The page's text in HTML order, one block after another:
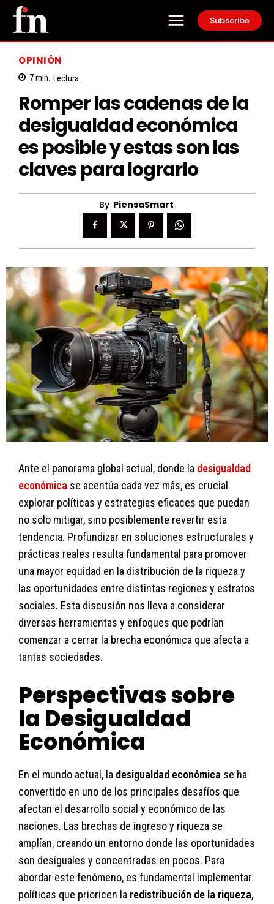
Subscribe
OPINIÓN
7min. Lectura.
Romper las cadenas de la
desigualdad económica
es posible y estas son las
claves para lograrlo
By PiensaSmart
Ante el panorama global actual, donde la desigualdad
económica se acentúa cada vez más, es crucial
explorar políticas y estrategias eficaces que puedan
no solo mitigar, sino posiblemente revertir esta
tendencia. Profundizar en soluciones estructurales y
prácticas reales resulta fundamental para promover
una mayor equidad en la distribución de la riqueza y
las oportunidades entre distintas regiones y estratos
sociales. Esta discusión nos lleva a considerar
diversas herramientas y enfoques que podrían
comenzar a cerrar la brecha económica que afecta a
tantas sociedades.
Perspectivas sobre
la Desigualdad
Económica
En el mundo actual, la desigualdad económica se ha
convertido en uno de los principales desafíos que
afectan el desarrollo social y económico de las
naciones. Las brechas de ingreso y riqueza se
amplían, creando un entorno donde las oportunidades
son desiguales y concentradas en pocos. Para
abordar este fenómeno, es fundamental implementar
políticas que prioricen la redistribución de la riqueza,